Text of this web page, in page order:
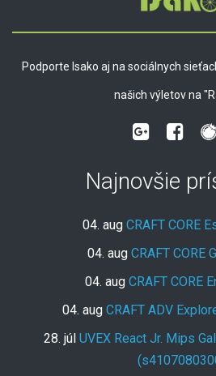
Podporte Isako aj na sociálnych
našich výletov na
Najnovšie
04. aug CRAFT CORE
04. aug CRAFT CORE
04. aug CRAFT CORE
04. aug CRAFT ADV
28. júl UVEX React Jr. Mips